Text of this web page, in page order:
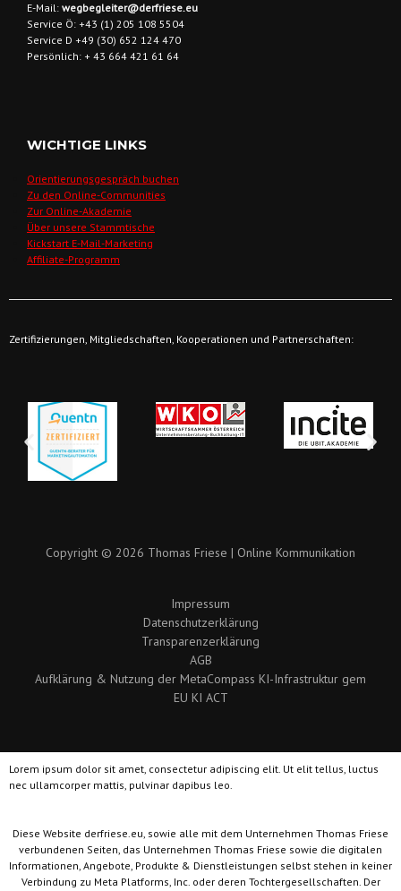
E-Mail: wegbegleiter@derfriese.eu
Service Ö: +43 (1) 205 108 5504
Service D +49 (30) 652 124 470
Persönlich: + 43 664 421 61 64
WICHTIGE LINKS
Orientierungsgespräch buchen
Zu den Online-Communities
Zur Online-Akademie
Über unsere Stammtische
Kickstart E-Mail-Marketing
Affiliate-Programm
Zertifizierungen, Mitgliedschaften, Kooperationen und Partnerschaften:
Copyright © 2026 Thomas Friese | Online Kommunikation
Impressum
Datenschutzerklärung
Transparenzerklärung
AGB
Aufklärung & Nutzung der MetaCompass KI-Infrastruktur gem
EU KI ACT
Lorem ipsum dolor sit amet, consectetur adipiscing elit. Ut elit tellus, luctus
nec ullamcorper mattis, pulvinar dapibus leo.
Diese Website derfriese.eu, sowie alle mit dem Unternehmen Thomas Friese
verbundenen Seiten, das Unternehmen Thomas Friese sowie die digitalen
Informationen, Angebote, Produkte & Dienstleistungen selbst stehen in keiner
Verbindung zu Meta Platforms, Inc. oder deren Tochtergesellschaften. Der